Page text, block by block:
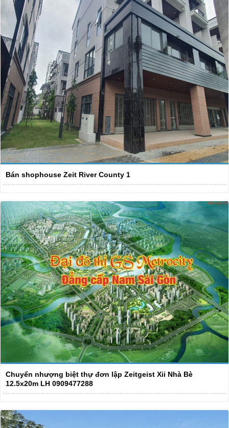
Bán shophouse Zeit River County 1
Chuyển nhượng biệt thự đơn lập Zeitgeist Xii Nhà Bè
12.5x20m LH 0909477288